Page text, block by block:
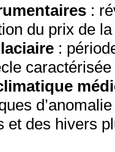
:
du prix de
:
et des hivers